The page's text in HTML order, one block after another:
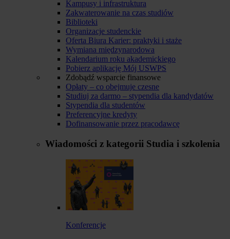
Kampusy i infrastruktura
Zakwaterowanie na czas studiów
Biblioteki
Organizacje studenckie
Oferta Biura Karier: praktyki i staże
Wymiana międzynarodowa
Kalendarium roku akademickiego
Pobierz aplikację Mój USWPS
Zdobądź wsparcie finansowe
Opłaty – co obejmuje czesne
Studiuj za darmo – stypendia dla kandydatów
Stypendia dla studentów
Preferencyjne kredyty
Dofinansowanie przez pracodawcę
Wiadomości z kategorii Studia i szkolenia
Konferencje